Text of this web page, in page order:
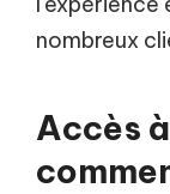
nombreux
Accès